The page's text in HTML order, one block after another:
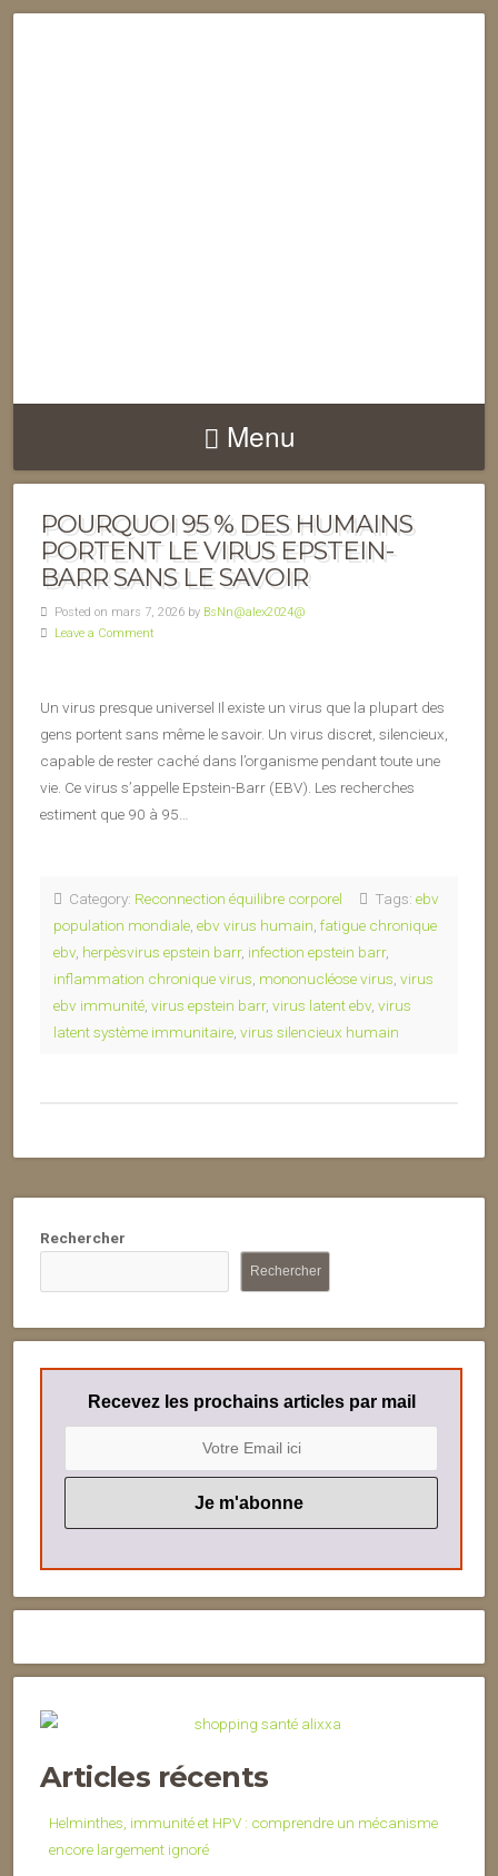
Menu
POURQUOI 95 % DES HUMAINS
PORTENT LE VIRUS EPSTEIN-
BARR SANS LE SAVOIR
Posted on mars 7, 2026 by BsNn@alex2024@
Leave a Comment
Un virus presque universel Il existe un virus que la plupart des
gens portent sans même le savoir. Un virus discret, silencieux,
capable de rester caché dans l’organisme pendant toute une
vie. Ce virus s’appelle Epstein-Barr (EBV). Les recherches
estiment que 90 à 95…
Category: Reconnection équilibre corporel Tags: ebv
population mondiale ebv virus humain fatigue chronique
ebv herpèsvirus epstein barr, infection epstein barr,
inflammation chronique virus mononucléose virus virus
ebv immunité virus epstein barr, virus latent ebv virus
latent système immunitaire virus silencieux humain
Rechercher
Rechercher
Recevez les prochains articles par mail
Articles récents
Helminthes, immunité et HPV : comprendre un mécanisme
encore largement ignoré